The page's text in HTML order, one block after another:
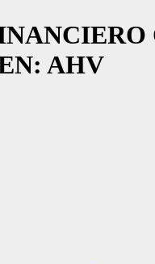
AHV